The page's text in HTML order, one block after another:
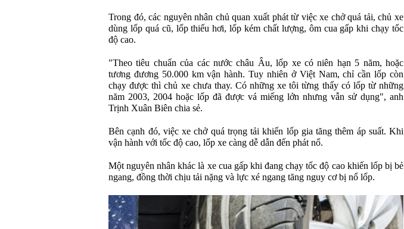
Trong đó, các nguyên nhân chủ quan xuất phát từ việc xe chở quá tải, chủ xe
dùng lốp quá cũ, lốp thiếu hơi, lốp kém chất lượng, ôm cua gấp khi chạy tốc
độ cao.
"Theo tiêu chuẩn của các nước châu Âu, lốp xe có niên hạn 5 năm, hoặc
tương đương 50.000 km vận hành. Tuy nhiên ở Việt Nam, chỉ cần lốp còn
chạy được thì chủ xe chưa thay. Có những xe tôi từng thấy có lốp từ những
năm 2003, 2004 hoặc lốp đã được vá miếng lớn nhưng vẫn sử dụng", anh
Trịnh Xuân Biên chia sẻ.
Bên cạnh đó, việc xe chở quá trọng tải khiến lốp gia tăng thêm áp suất. Khi
vận hành với tốc độ cao, lốp xe càng dễ dẫn đến phát nổ.
Một nguyên nhân khác là xe cua gấp khi đang chạy tốc độ cao khiến lốp bị bẻ
ngang, đồng thời chịu tải nặng và lực xé ngang tăng nguy cơ bị nổ lốp.